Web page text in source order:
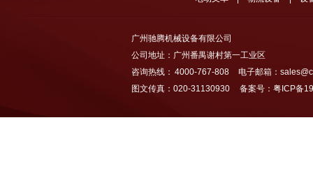
广州驰腾机械设备有限公司
公司地址：广州番禺谢村第一工业区
咨询热线： 4000-767-808 电子邮箱：
图文传真：020-31130930 备案号：粤ICP备